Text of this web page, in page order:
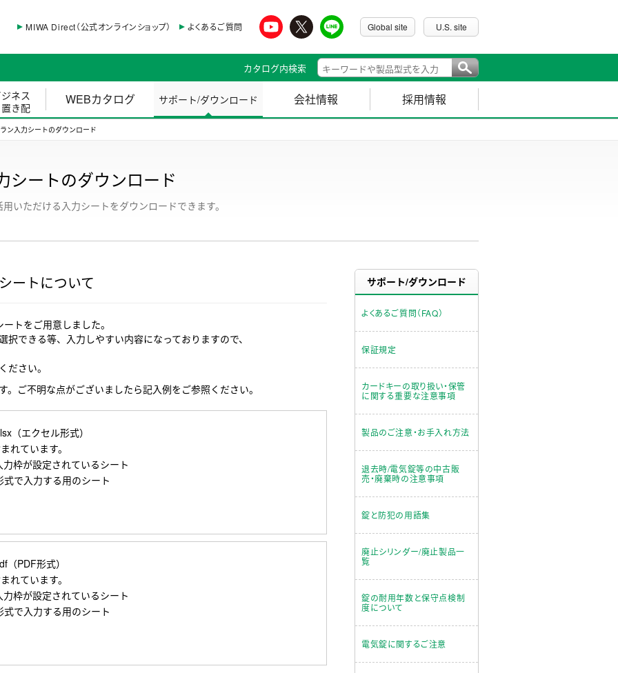
MIWA Direct（公式オンラインショップ） よくあるご質問 Global site U.S. site
カタログ内検索
ネス
き配
WEBカタログ サポート/ダウンロード 会社情報 採用情報
ン入力シートのダウンロード
シートのダウンロード
いただける入力シートをダウンロードできます。
ートについて
トをご用意しました。
できる等、入力しやすい内容になっておりますので、
ださい。
ご不明な点がございましたら記入例をご参照ください。
（エクセル形式）
れています。
枠が設定されているシート
で入力する用のシート
PDF形式）
れています。
枠が設定されているシート
で入力する用のシート
サポート/ダウンロード
よくあるご質問（FAQ）
保証規定
カードキーの取り扱い・保管
に関する重要な注意事項
製品のご注意・お手入れ方法
退去時/電気錠等の中古販
売・廃棄時の注意事項
錠と防犯の用語集
廃止シリンダー/廃止製品一
覧
錠の耐用年数と保守点検制
度について
電気錠に関するご注意